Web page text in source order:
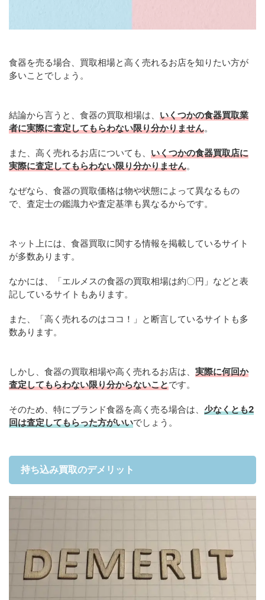
食器を売る場合、買取相場と高く売れるお店を知りたい方が
多いことでしょう。
結論から言うと、食器の買取相場は、 いくつかの食器買取業
者に実際に査定してもらわない限り分かりません。
また、高く売れるお店についても、 いくつかの食器買取店に
実際に査定してもらわない限り分かりません。
なぜなら、食器の買取価格は物や状態によって異なるもの
で、査定士の鑑識力や査定基準も異なるからです。
ネット上には、食器買取に関する情報を掲載しているサイト
が多数あります。
なかには、「エルメスの食器の買取相場は約〇円」などと表
記しているサイトもあります。
また、「高く売れるのはココ！」と断言しているサイトも多
数あります。
しかし、食器の買取相場や高く売れるお店は、 実際に何回か
査定してもらわない限り分からないことです。
そのため、特にブランド食器を高く売る場合は、 少なくとも2
回は査定してもらった方がいいでしょう。
持ち込み買取のデメリット